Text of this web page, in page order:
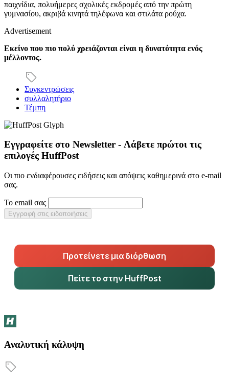
παιχνίδια, πολυήμερες σχολικές εκδρομές από την πρώτη
γυμνασίου, ακριβά κινητά τηλέφωνα και στιλάτα ρούχα.
Advertisement
Εκείνο που πιο πολύ χρειάζονται είναι η δυνατότητα ενός
μέλλοντος.
Συγκεντρώσεις
συλλαλητήριο
Τέμπη
Εγγραφείτε στο Newsletter - Λάβετε πρώτοι τις
επιλογές HuffPost
Οι πιο ενδιαφέρουσες ειδήσεις και απόψεις καθημερινά στο e-mail
σας.
Το email σας
Εγγραφή στις ειδοποιήσεις
Προτείνετε μια διόρθωση
Πείτε το στην HuffPost
Αναλυτική κάλυψη